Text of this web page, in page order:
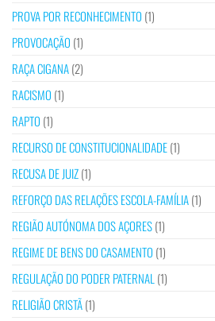
PROVA POR RECONHECIMENTO (1)
PROVOCAÇÃO (1)
RAÇA CIGANA(2)
RACISMO (1)
RAPTO (1)
RECURSO DE CONSTITUCIONALIDADE(1)
RECUSA DE JUIZ(1)
REFORÇO DAS RELAÇÕES ESCOLA-FAMÍLIA(1)
REGIÃO AUTÓNOMA DOS AÇORES(1)
REGIME DE BENS DO CASAMENTO (1)
REGULAÇÃO DO PODER PATERNAL (1)
RELIGIÃO CRISTÃ(1)